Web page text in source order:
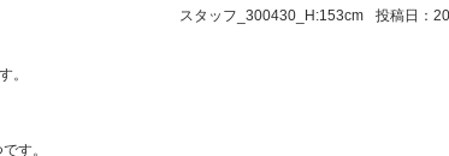
スタッフ_300430_H:153cm
投稿日：
。
す。